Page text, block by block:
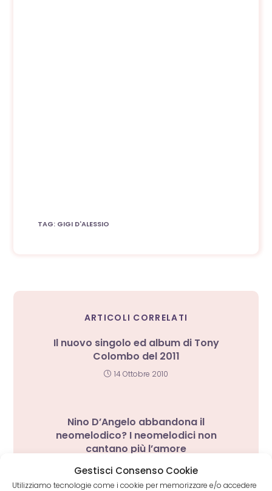
Gestisci Consenso Cookie
Utilizziamo tecnologie come i cookie per memorizzare e/o accedere
TAG: GIGI D'ALESSIO
ARTICOLI CORRELATI
Il nuovo singolo ed album di Tony
Colombo del 2011
14 Ottobre 2010
Nino D’Angelo abbandona il
neomelodico? I neomelodici non
cantano più l’amore
10 Marzo 2012